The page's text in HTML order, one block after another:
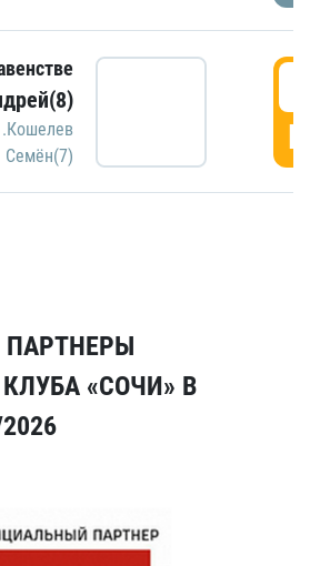
Семён(7)
«СОЧИ» В